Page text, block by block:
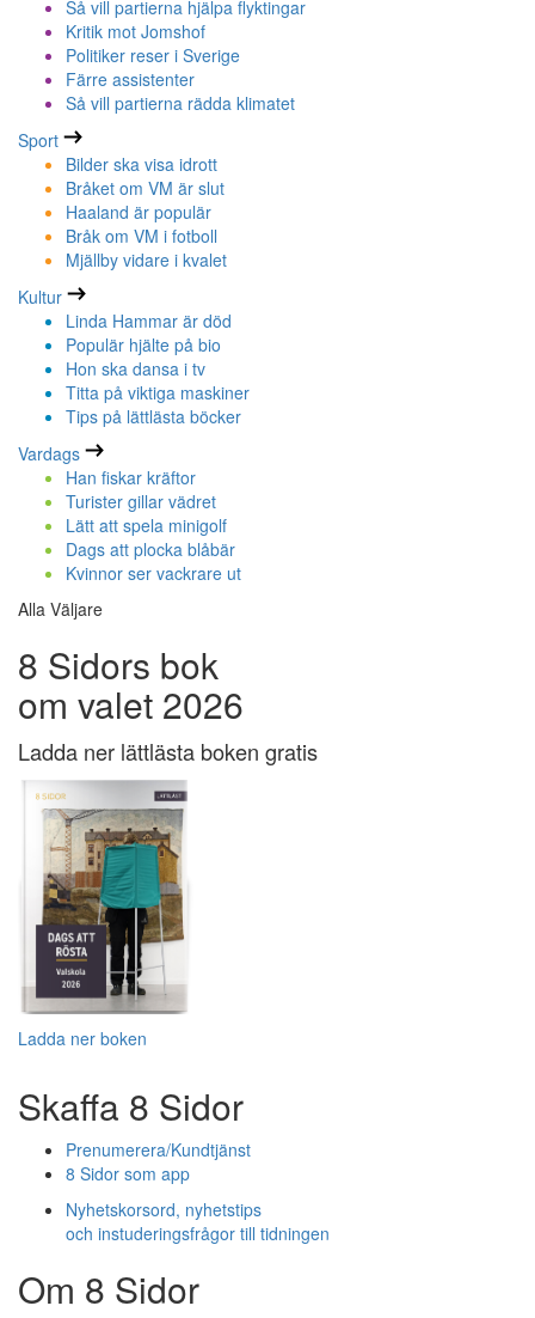
Så vill partierna hjälpa flyktingar
Kritik mot Jomshof
Politiker reser i Sverige
Färre assistenter
Så vill partierna rädda klimatet
Sport
Bilder ska visa idrott
Bråket om VM är slut
Haaland är populär
Bråk om VM i fotboll
Mjällby vidare i kvalet
Kultur
Linda Hammar är död
Populär hjälte på bio
Hon ska dansa i tv
Titta på viktiga maskiner
Tips på lättlästa böcker
Vardags
Han fiskar kräftor
Turister gillar vädret
Lätt att spela minigolf
Dags att plocka blåbär
Kvinnor ser vackrare ut
Alla Väljare
8 Sidors bok
om valet 2026
Ladda ner lättlästa boken gratis
Ladda ner boken
Skaffa 8 Sidor
Prenumerera/Kundtjänst
8 Sidor som app
Nyhetskorsord, nyhetstips
och instuderingsfrågor till tidningen
Om 8 Sidor